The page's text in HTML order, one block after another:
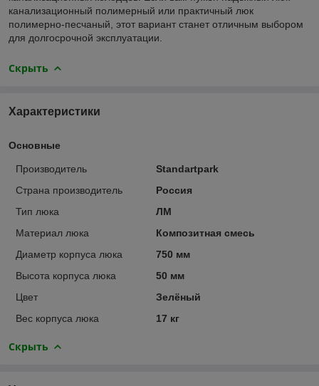
канализационный полимерный или практичный люк
полимерно-песчаный, этот вариант станет отличным выбором
для долгосрочной эксплуатации.
Скрыть
Характеристики
Основные
Производитель
Standartpark
Страна производитель
Россия
Тип люка
ЛМ
Материал люка
Композитная смесь
Диаметр корпуса люка
750 мм
Высота корпуса люка
50 мм
Цвет
Зелёный
Вес корпуса люка
17 кг
Скрыть